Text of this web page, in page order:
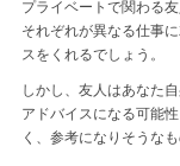
プライベートで関わる
それぞれが異なる仕事
スをくれるでしょう。
しかし、友人はあなた
アドバイスになる可能
く、参考になりそうな